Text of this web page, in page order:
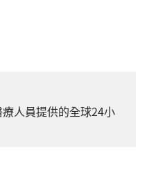
人員提供的全球24小